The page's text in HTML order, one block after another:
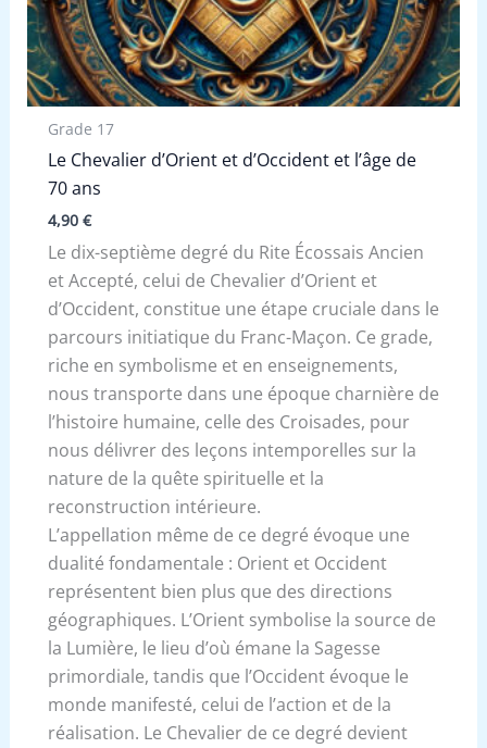
Grade 17
Le Chevalier d’Orient et d’Occident et l’âge de
70 ans
4,90 €
Le dix-septième degré du Rite Écossais Ancien
et Accepté, celui de Chevalier d’Orient et
d’Occident, constitue une étape cruciale dans le
parcours initiatique du Franc-Maçon. Ce grade,
riche en symbolisme et en enseignements,
nous transporte dans une époque charnière de
l’histoire humaine, celle des Croisades, pour
nous délivrer des leçons intemporelles sur la
nature de la quête spirituelle et la
reconstruction intérieure.
L’appellation même de ce degré évoque une
dualité fondamentale : Orient et Occident
représentent bien plus que des directions
géographiques. L’Orient symbolise la source de
la Lumière, le lieu d’où émane la Sagesse
primordiale, tandis que l’Occident évoque le
monde manifesté, celui de l’action et de la
réalisation. Le Chevalier de ce degré devient